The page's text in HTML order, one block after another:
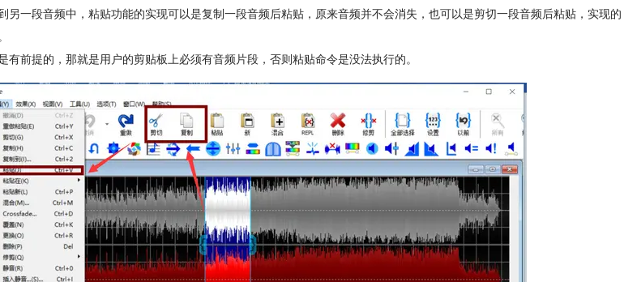
另一段音频中，粘贴功能的实现可以是复制一段音频后粘贴，原来音频并不会消失，也可以是剪切一段音频后粘贴，实现的
有前提的，那就是用户的剪贴板上必须有音频片段，否则粘贴命令是没法执行的。